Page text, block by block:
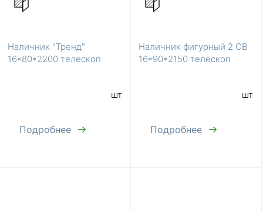
Наличник "Тренд"
16*80*2200 телескоп
шт
Подробнее
Наличник фигурный 2 СВ
16*90*2150 телескоп
шт
Подробнее